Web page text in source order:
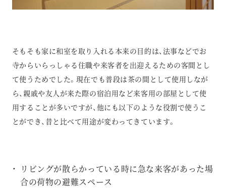
そもそも家に和室を取り入れる本来の目的は、法事などでお
寺からいらっしゃる住職や来客者を出迎えるための客間とし
て使うためでした。現在でも普段は茶の間として使用しなが
ら、親戚や友人が来た際の宿泊用など来客用の部屋として使
用することが多いですが、他にも以下のような役割で使うこ
とができ、昔と比べて用途が変わってきています。
リビングが散らかっている時に急な来客があった場
合の荷物の避難スペース